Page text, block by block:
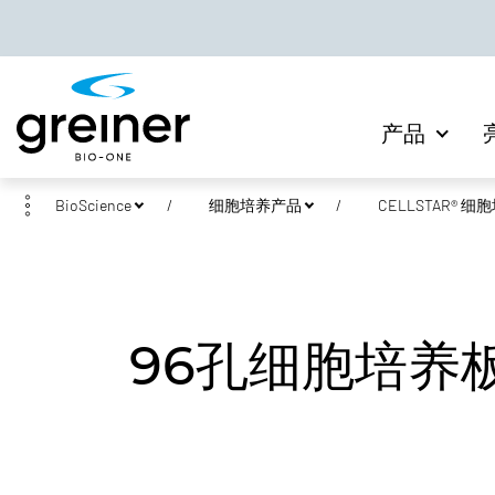
产品
BioScience 细胞培养产品 CELLSTAR® 细
96孔细胞培养